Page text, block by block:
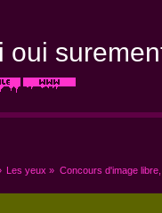
oui
Les yeux » Concours d'image